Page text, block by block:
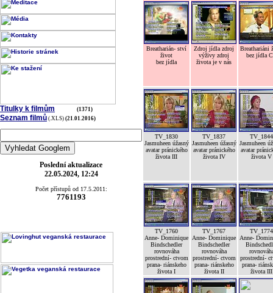
Titulky k filmům (1371)
Seznam filmů (.XLS) (21.01.2016)
Poslední aktualizace
22.05.2024, 12:24
Počet přístupů od 17.5.2011:
7761193
Breatharián- ství
život
bez jídla
Zdroj jídla zdroj
výživy zdroj
života je v nás
Breathariáni
bez jídla
TV_1830
Jasmuheen úžasný
avatar pránického
života III
TV_1837
Jasmuheen úžasný
avatar pránického
života IV
TV_1844
Jasmuheen
avatar
života V
TV_1760
Anne- Dominique
Bindschedler
rovnováha
prostrední- ctvom
prana- riánskeho
života I
TV_1767
Anne- Dominique
Bindschedler
rovnováha
prostrední- ctvom
prana- riánskeho
života II
TV_1774
Anne-
prostrední-
prana-
života III